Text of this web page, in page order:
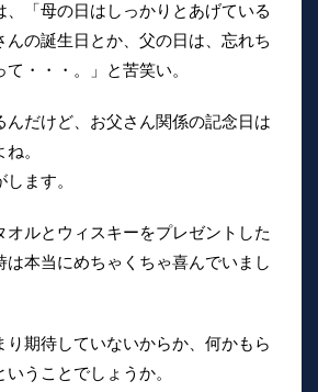
、「母の日はしっかりとあげている
んの誕生日とか、父の日は、忘れち
・・・。」と苦笑い。
んだけど、お父さん関係の記念日は
。
ます。
オルとウィスキーをプレゼントした
は本当にめちゃくちゃ喜んでいまし
り期待していないからか、何かもら
うことでしょうか。